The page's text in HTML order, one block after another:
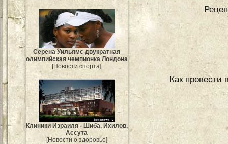
Серена Уильямс двукратная
олимпийская чемпионка Лондона
[Новости спорта]
Клиники Израиля - Шиба, Ихилов,
Ассута
[Новости о здоровье]
Как провести